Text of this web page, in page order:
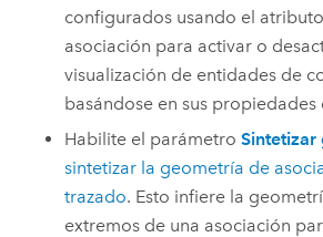
configurados usando el
asociación para activar o
visualización de entidades de
basándose en sus
Habilite el parámetroSintetizar
sintetizar la geometría de
trazado. Esto infiere la
extremos de una asociación